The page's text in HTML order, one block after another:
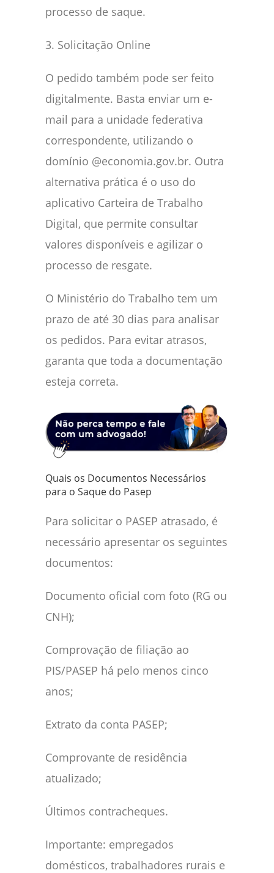
processo de saque.
3. Solicitação Online
O pedido também pode ser feito
digitalmente. Basta enviar um e-
mail para a unidade federativa
correspondente, utilizando o
domínio @economia.gov.br. Outra
alternativa prática é o uso do
aplicativo Carteira de Trabalho
Digital, que permite consultar
valores disponíveis e agilizar o
processo de resgate.
O Ministério do Trabalho tem um
prazo de até 30 dias para analisar
os pedidos. Para evitar atrasos,
garanta que toda a documentação
esteja correta.
Quais os Documentos Necessários
para o Saque do Pasep
Para solicitar o PASEP atrasado, é
necessário apresentar os seguintes
documentos:
Documento oficial com foto (RG ou
CNH);
Comprovação de filiação ao
PIS/PASEP há pelo menos cinco
anos;
Extrato da conta PASEP;
Comprovante de residência
atualizado;
Últimos contracheques.
Importante: empregados
domésticos, trabalhadores rurais e